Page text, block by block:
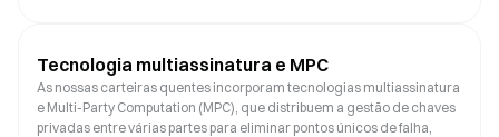
Tecnologia multiassinatura e MPC
As nossas carteiras quentes incorporam tecnologias multiassinatura
e Multi-Party Computation (MPC), que distribuem a gestão de chaves
privadas entre várias partes para eliminar pontos únicos de falha,